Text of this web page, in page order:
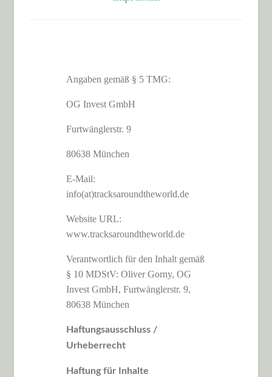
Angaben gemäß § 5 TMG:
OG Invest GmbH
Furtwänglerstr. 9
80638 München
E-Mail:
info(at)tracksaroundtheworld.de
Website URL:
www.tracksaroundtheworld.de
Verantwortlich für den Inhalt gemäß
§ 10 MDStV: Oliver Gorny, OG
Invest GmbH, Furtwänglerstr. 9,
80638 München
Haftungsausschluss /
Urheberrecht
Haftung für Inhalte